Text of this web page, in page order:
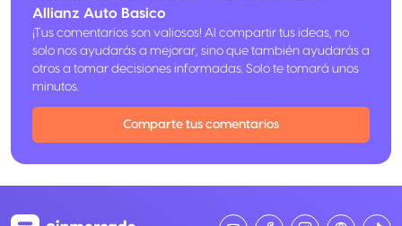
Allianz Auto Basico
¡Tus comentarios son valiosos! Al compartir tus ideas, no
solo nos ayudarás a mejorar, sino que también ayudarás a
otros a tomar decisiones informadas. Solo te tomará unos
minutos.
Comparte tus comentarios